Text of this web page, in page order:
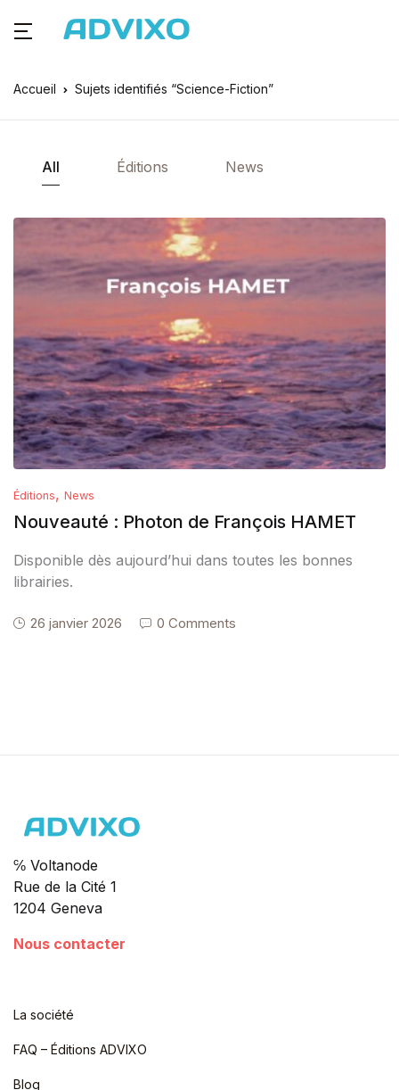
Accueil Sujets identifiés “Science-Fiction”
All Éditions News
Éditions, News
Nouveauté : Photon de François HAMET
Disponible dès aujourd’hui dans toutes les bonnes
librairies.
26 janvier 2026 0 Comments
℅ Voltanode
Rue de la Cité 1
1204 Geneva
Nous contacter
La société
FAQ – Éditions ADVIXO
Blog